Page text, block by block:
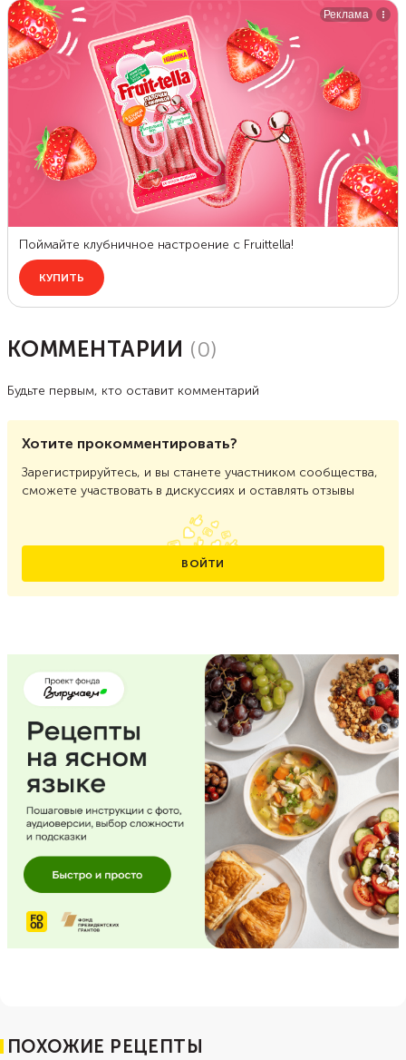
КОММЕНТАРИИ (0)
Будьте первым, кто оставит комментарий
Хотите прокомментировать?
Зарегистрируйтесь, и вы станете участником сообщества,
сможете участвовать в дискуссиях и оставлять отзывы
ВОЙТИ
ПОХОЖИЕ РЕЦЕПТЫ